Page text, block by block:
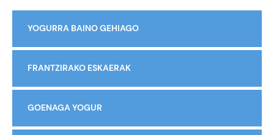
YOGURRA BAINO GEHIAGO
FRANTZIRAKO ESKAERAK
GOENAGA YOGUR